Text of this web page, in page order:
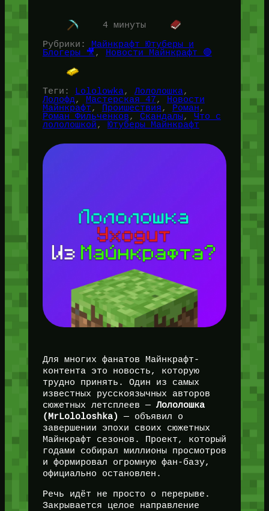
4 минуты
Рубрики:
Майнкрафт Ютуберы и
Блогеры 🎥 , Новости Майнкрафт 🔴
Теги: Lololowka, Лололошка
Лолофд, Мастерская 47,
Новости
Майнкрафт, Проишествия, Роман
Роман Фильченков, Скандалы, Что с
лололошкой, Ютуберы Майнкрафт
Для многих фанатов Майнкрафт-
контента это новость, которую
трудно принять. Один из самых
известных русскоязычных авторов
сюжетных летсплеев — Лололошка
(MrLololoshka)
— объявил о
завершении эпохи своих сюжетных
Майнкрафт сезонов. Проект, который
годами собирал миллионы просмотров
и формировал огромную фан-базу,
официально остановлен.
Речь идёт не просто о перерыве.
Закрывается целое направление